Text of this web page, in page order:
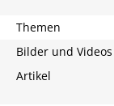
Themen
Bilder und Videos
Artikel